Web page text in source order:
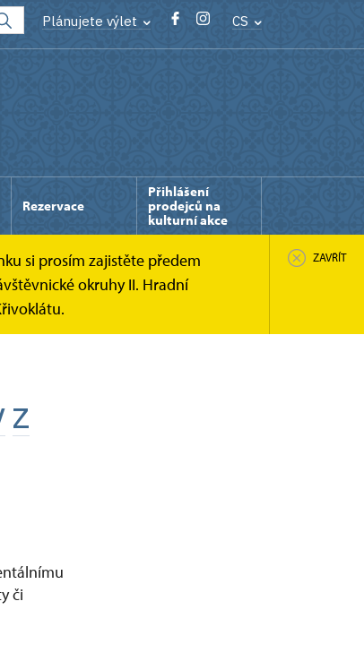
Plánujete výlet CS
Rezervace
Přihlášení
prodejců na
kulturní akce
si prosím zajistěte předem
okruhy II. Hradní
ZAVŘÍT
Z
či